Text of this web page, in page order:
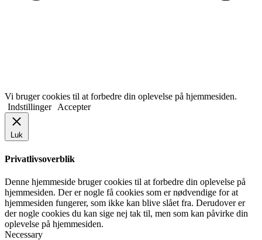
Vi bruger cookies til at forbedre din oplevelse på hjemmesiden.
Indstillinger
Accepter
Luk
Privatlivsoverblik
Denne hjemmeside bruger cookies til at forbedre din oplevelse på
hjemmesiden. Der er nogle få cookies som er nødvendige for at
hjemmesiden fungerer, som ikke kan blive slået fra. Derudover er
der nogle cookies du kan sige nej tak til, men som kan påvirke din
oplevelse på hjemmesiden.
Necessary